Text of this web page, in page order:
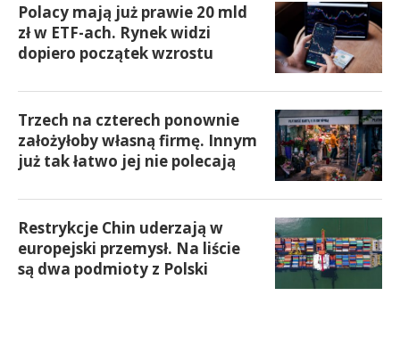
Polacy mają już prawie 20 mld
zł w ETF-ach. Rynek widzi
dopiero początek wzrostu
Trzech na czterech ponownie
założyłoby własną firmę. Innym
już tak łatwo jej nie polecają
Restrykcje Chin uderzają w
europejski przemysł. Na liście
są dwa podmioty z Polski